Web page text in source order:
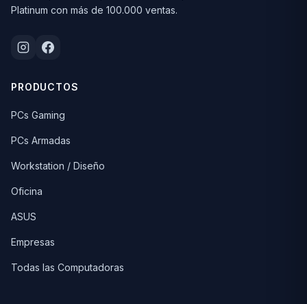
Platinum con más de 100.000 ventas.
PRODUCTOS
PCs Gaming
PCs Armadas
Workstation / Diseño
Oficina
ASUS
Empresas
Todas las Computadoras